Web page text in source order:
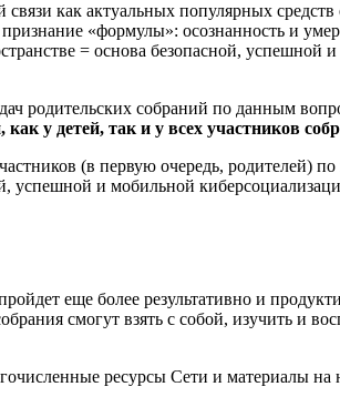
как актуальных популярных средств
«формулы»: осознанность и
= основа безопасной, успешной
родительских собраний по данным
у детей, так и у всех участников
(в первую очередь, родителей)
успешной и мобильной
еще более результативно и
смогут взять с собой, изучить и
ресурсы Сети и материалы на